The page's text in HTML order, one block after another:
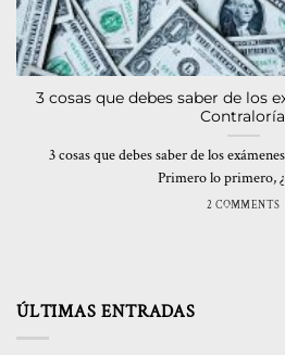
ÚLTIMAS ENTRADAS
3 cosas que debes saber de los
3 cosas que debes saber de los
Primero lo primero,
2 COMMENTS